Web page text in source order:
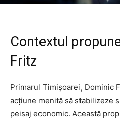
Contextul
Fritz
Primarul Timișoarei, Dominic
acțiune menită să stabilizeze
peisaj economic. Această